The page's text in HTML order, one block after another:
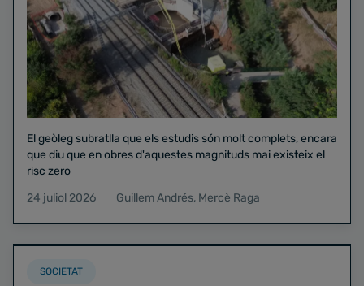
El geòleg subratlla que els estudis són molt complets, encara
que diu que en obres d'aquestes magnituds mai existeix el
risc zero
24 juliol 2026
Guillem Andrés, Mercè Raga
SOCIETAT